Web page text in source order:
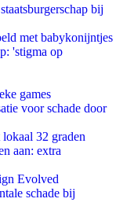
bij
met babykonijntjes
'stigma op
games
voor schade door
32 graden
aan: extra
Evolved
schade bij